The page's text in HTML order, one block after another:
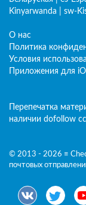
Kinyarwanda
sw-
О нас
Политика
Условия
Приложения для
Перепечатка
наличии dofollow
© 2013 - 2026 ≡
почтовых